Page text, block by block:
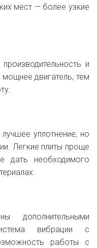
мест — более узкие
и
двигатель, тем
уплотнение, но
Легкие плиты проще
дать необходимого
дополнительными
вибрации с
работы с